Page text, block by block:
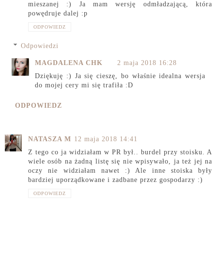
mieszanej :) Ja mam wersję odmładzającą, która
powędruje dalej :p
ODPOWIEDZ
Odpowiedzi
MAGDALENA CHK
2 maja 2018 16:28
Dziękuję :) Ja się cieszę, bo właśnie idealna wersja
do mojej cery mi się trafiła :D
ODPOWIEDZ
NATASZA M 12 maja 2018 14:41
Z tego co ja widziałam w PR był.. burdel przy stoisku. A
wiele osób na żadną listę się nie wpisywało, ja też jej na
oczy nie widziałam nawet :) Ale inne stoiska były
bardziej uporządkowane i zadbane przez gospodarzy :)
ODPOWIEDZ